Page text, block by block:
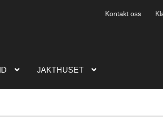
Kontakt oss
JAKTHUSET